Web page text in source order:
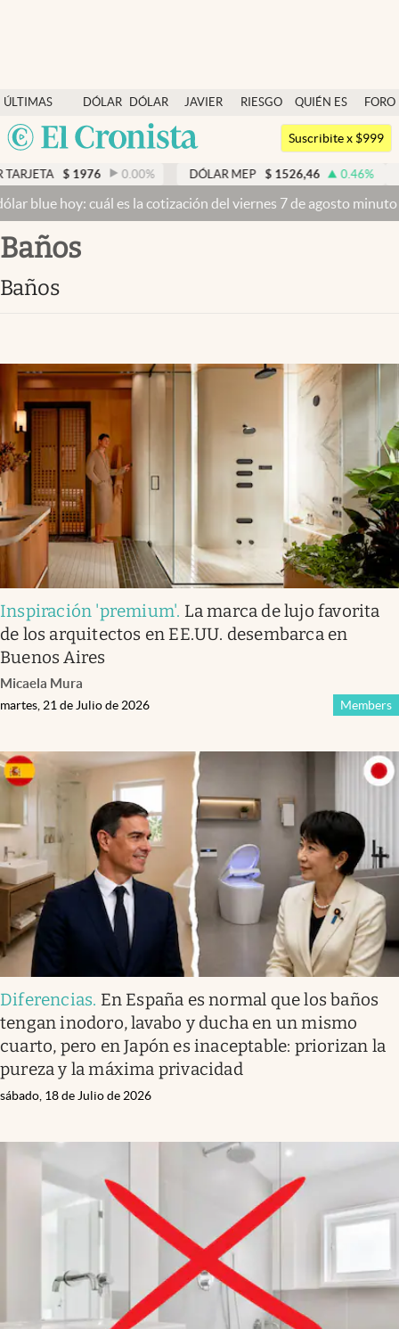
ÚLTIMAS
NOTICIAS
DÓLAR
DÓLAR
BLUE
JAVIER
RIESGO
QUIÉN ES
QUIÉN
FORO
Argentina
México
Dólar
Members
Economía y Política
Finanzas y Mercados
Mercados Online
Apertura
Infotechnology
Clase
Clima
Mundial 2026
Eventos Corporativos
El Cronista Studio
Mediakit
abre en nueva pestaña
Argentina
Suscribite x $999
0.00 % DÓLAR MEP 1526,46 0.46% DÓLAR BNA
es la cotización del viernes 7 de agosto minuto a minuto
baños
baños
Inspiración 'premium'. La marca de lujo favorita
de los arquitectos en EE.UU. desembarca en
Buenos Aires
Micaela Mura
Members
martes, 21 de Julio de 2026
Diferencias. En España es normal que los baños
tengan inodoro, lavabo y ducha en un mismo
cuarto, pero en Japón es inaceptable: priorizan la
pureza y la máxima privacidad
sábado, 18 de Julio de 2026